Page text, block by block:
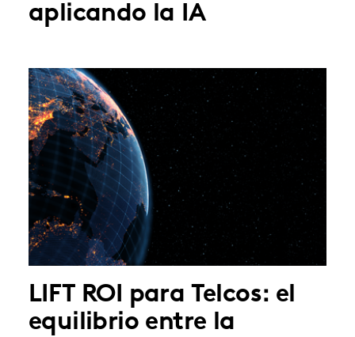
aplicando la IA
LIFT ROI para Telcos: el
equilibrio entre la